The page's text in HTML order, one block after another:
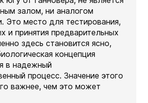
залом, ни аналогом
Это место для тестирования,
и принятия предварительных
здесь становится ясно,
концепция
в надежный
процесс. Значение этого
важнее, чем это может